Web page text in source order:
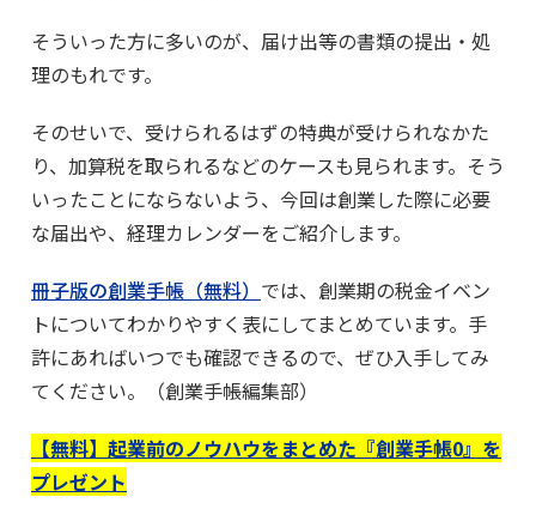
そういった方に多いのが、届け出等の書類の提出・処
理のもれです。
そのせいで、受けられるはずの特典が受けられなかた
り、加算税を取られるなどのケースも見られます。そう
いったことにならないよう、今回は創業した際に必要
な届出や、経理カレンダーをご紹介します。
冊子版の創業手帳（無料） では、創業期の税金イベン
トについてわかりやすく表にしてまとめています。手
許にあればいつでも確認できるので、ぜひ入手してみ
てください。（創業手帳編集部）
【無料】起業前のノウハウをまとめた『創業手帳0』を
プレゼント